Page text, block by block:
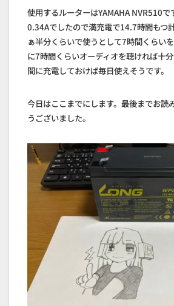
使用するルーターはYAMAHA NVR510
0.34Aでしたので満充電で14.7時間もつ
ぁ半分くらいで使うとして7時間くらい
に7時間くらいオーディオを聴ければ十
間に充電しておけば毎日使えそうです。
今日はここまでにします。最後までお読
うございました。